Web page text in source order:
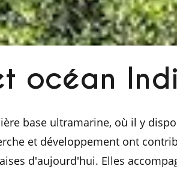
océan
base ultramarine, où il y
et développement ont
d'aujourd'hui. Elles